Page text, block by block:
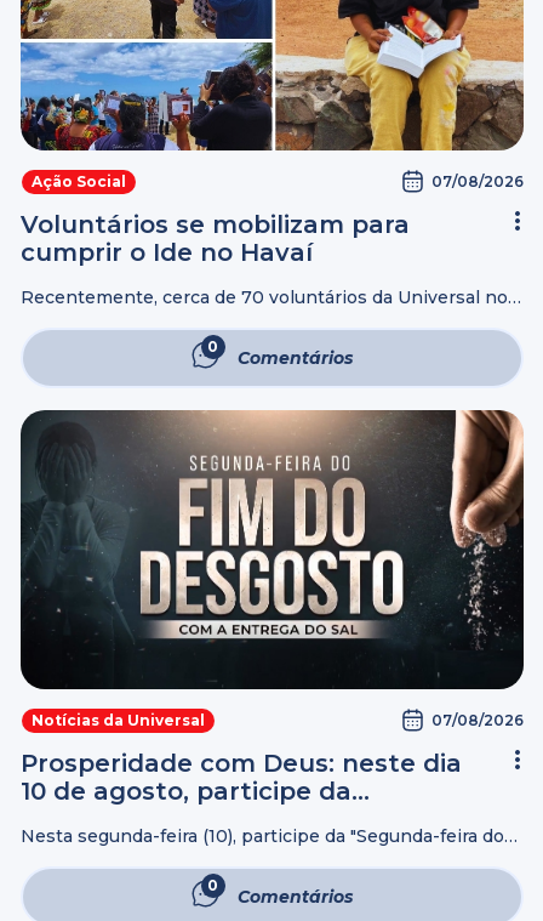
Ação Social 07/08/2026
Voluntários se mobilizam para
cumprir o Ide no Havaí
Recentemente, cerca de 70 voluntários da Universal no
moradores de Waianae Beach, comunidade localizada na
costa oeste da ilha de ...
0 Comentários
Notícias da Universal 07/08/2026
Prosperidade com Deus: neste dia
10 de agosto, participe da
Desgosto”, com a ent...
Nesta segunda-feira (10), participe da "Segunda-feira do
Deus, e receba o sal consagrado em um propósito
especial de fé Fim do Desgosto ...
0 Comentários